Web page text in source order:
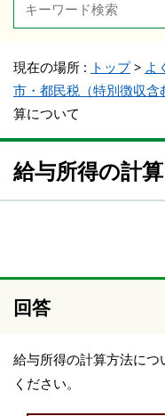
現在の場所 : トップ> よ
市・都民税（特別徴収含
算について
給与所得の計
回答
給与所得の計算方法につ
ください。